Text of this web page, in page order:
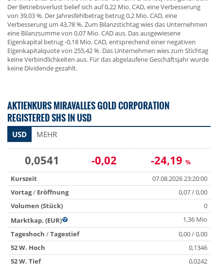
Der Betriebsverlust belief sich auf 0,22 Mio. CAD, eine Verbesserung
von 39,03 %. Der Jahresfehlbetrag betrug 0,2 Mio. CAD, eine
Verbesserung um 43,78 %. Zum Bilanzstichtag wies das Unternehmen
eine Bilanzsumme von 0,07 Mio. CAD aus. Das ausgewiesene
Eigenkapital betrug -0,18 Mio. CAD, entsprechend einer negativen
Eigenkapitalquote von 255,42 %. Das Unternehmen wies zum Stichtag
keine Verbindlichkeiten aus. Für das abgelaufene Geschäftsjahr wurde
keine Dividende gezahlt.
AKTIENKURS MIRAVALLES GOLD CORPORATION
REGISTERED SHS IN USD
USD MEHR
0,0541 -0,02 -24,19 %
Kurszeit
07.08.2026 23:20:00
Vortag/ Eröffnung
0,07 / 0,00
Volumen (Stück)
0
Marktkap. (EUR)
1,36 Mio
Tageshoch /Tagestief
0,00 / 0,00
52 W. Hoch
0,1346
52 W. Tief
0,0242